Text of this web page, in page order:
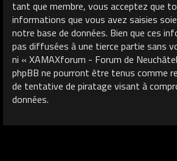
tant que membre, vous acceptez que
informations que vous avez saisies
notre base de données. Bien que ces
pas diffusées à une tierce partie sans
ni « XAMAXforum - Forum de
phpBB ne pourront être tenus comme
de tentative de piratage visant à
données.